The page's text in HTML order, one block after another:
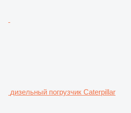
дизельный погрузчик Caterpillar